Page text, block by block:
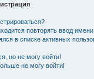
повторять ввод
в списке активных
но не могу войти!
не могу войти!